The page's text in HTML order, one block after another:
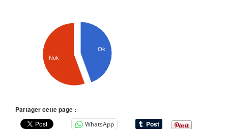
Ok
Nok
Partager cette page :
WhatsApp